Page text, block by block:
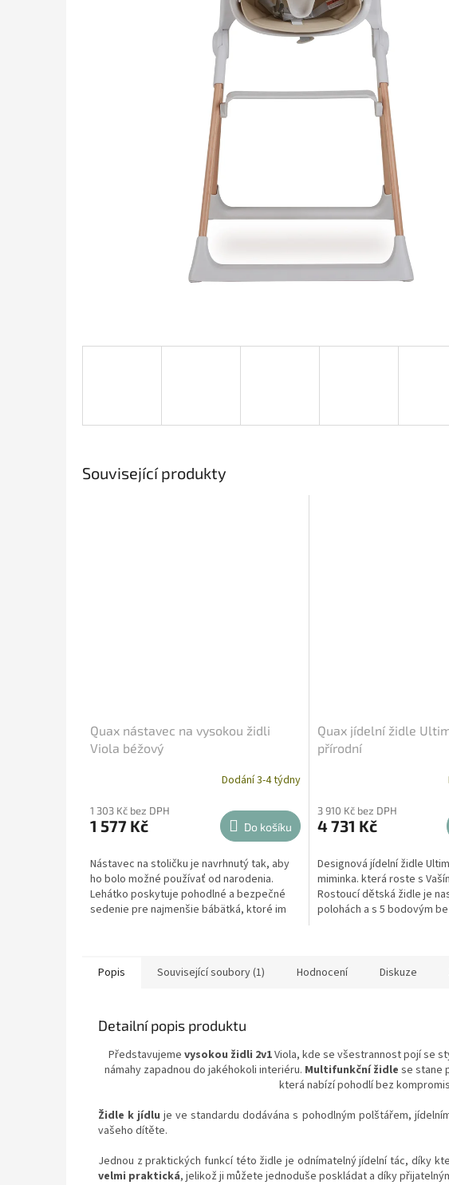
Související produkty
Quax nástavec na vysokou židli
Viola béžový
Dodání 3-4 týdny
1 303 Kč bez DPH
1 577 Kč Do košíku
Nástavec na stoličku je navrhnutý tak, aby
ho bolo možné používať od narodenia.
Lehátko poskytuje pohodlné a bezpečné
sedenie pre najmenšie bábätká, ktoré im
Quax jídelní židle
přírodní
3 910 Kč bez DPH
4 731 Kč
Designová jídelní židle
miminka. která roste s
Rostoucí dětská židle je
polohách a s 5 bodovým
Popis Související soubory (1) Hodnocení Diskuze
Detailní popis produktu
Představujeme vysokou židli 2v1Viola, kde se všestrannost pojí se
námahy zapadnou do jakéhokoli interiéru. Multifunkční židle se stane
která nabízí pohodlí bez
Židle k jídlu je ve standardu dodávána s pohodlným polštářem,
vašeho dítěte.
Jednou z praktických funkcí této židle je odnímatelný jídelní tác, díky
velmi praktická, jelikož ji můžete jednoduše poskládat a díky